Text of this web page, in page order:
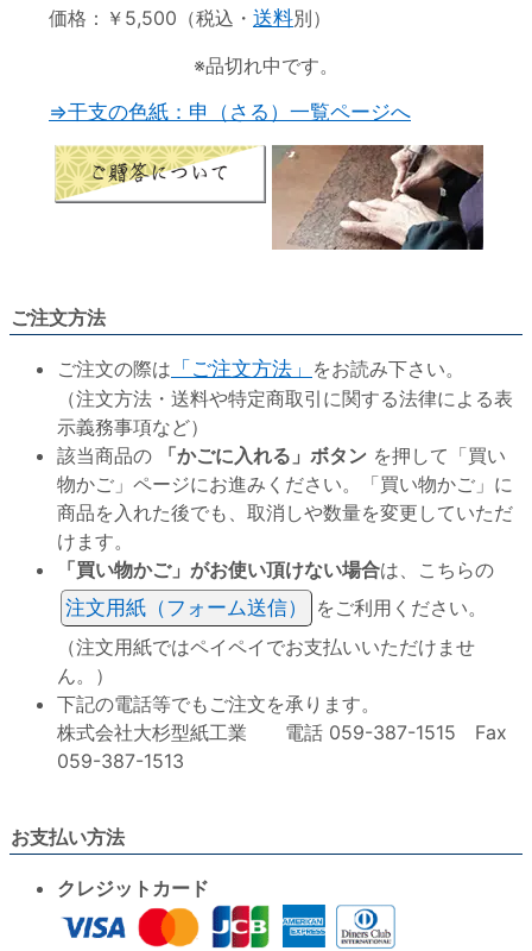
価格：￥5,500（税込・ 送料別）
※品切れ中です。
⇒干支の色紙：申（さる）一覧ページへ
ご注文方法
ご注文の際は 「ご注文方法」 をお読み下さい。
（注文方法・送料や特定商取引に関する法律による表
示義務事項など）
該当商品の
「かごに入れる」ボタン を押して「買い
物かご」ページにお進みください。「買い物かご」に
商品を入れた後でも、取消しや数量を変更していただ
けます。
「買い物かご」がお使い頂けない場合は、こちらの
注文用紙（フォーム送信）
をご利用ください。
（注文用紙ではペイペイでお支払いいただけませ
ん。）
下記の電話等でもご注文を承ります。
株式会社大杉型紙工業 電話 059-387-1515 Fax
059-387-1513
お支払い方法
クレジットカード